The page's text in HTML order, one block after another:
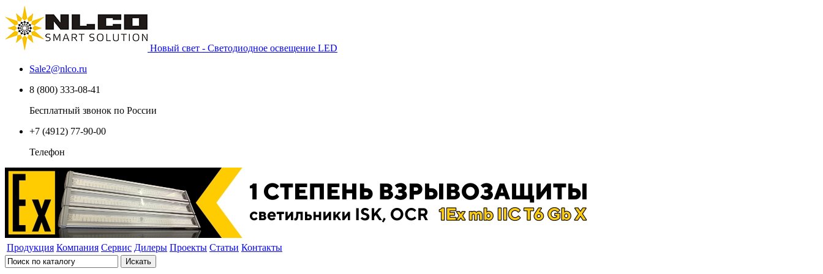
Новый свет - Светодиодное освещение LED
Sale2@nlco.ru
8 (800) 333-08-41
Бесплатный звонок по России
+7 (4912) 77-90-00
Телефон
Продукция Компания Сервис Дилеры Проекты Статьи Контакты